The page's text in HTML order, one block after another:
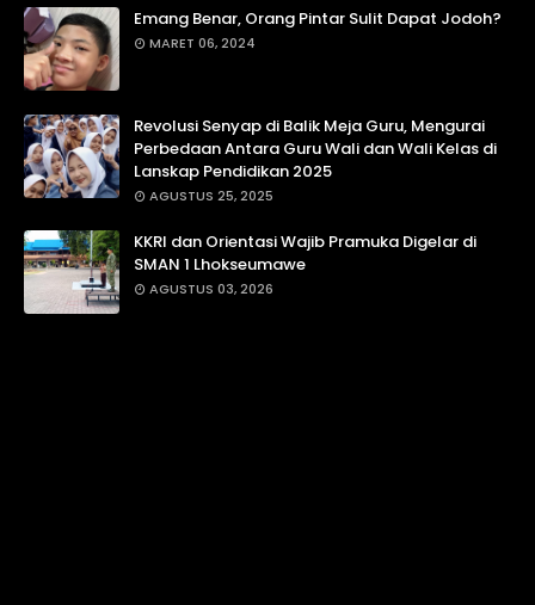
Emang Benar, Orang Pintar Sulit Dapat Jodoh?
MARET 06, 2024
Revolusi Senyap di Balik Meja Guru, Mengurai
Perbedaan Antara Guru Wali dan Wali Kelas di
Lanskap Pendidikan 2025
AGUSTUS 25, 2025
KKRI dan Orientasi Wajib Pramuka Digelar di
SMAN 1 Lhokseumawe
AGUSTUS 03, 2026